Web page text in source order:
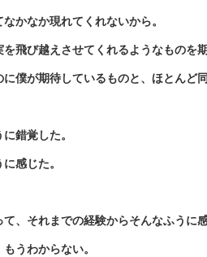
かなか現れてくれないから。
飛び越えさせてくれるようなものを
僕が期待しているものと、ほとんど同
錯覚した。
感じた。
、それまでの経験からそんなふう
うわからない。